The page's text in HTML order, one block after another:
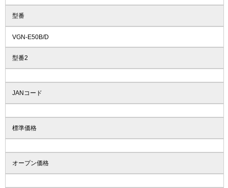
型番
VGN-E50B/D
型番2
JANコード
標準価格
オープン価格